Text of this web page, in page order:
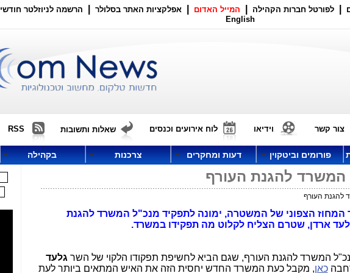
לפורטל חברות הקהילה המייל האדום אפלקציות האתר בסלולר הרשמה לניוזלטר חודשי
English
צור קשר וידיאו לוח אירועים וכנסים שאלות ותשובות RSS
פורומים וביטקוין דעות ומחקרים צרכנות בקהילה
המשרד להגנת העורף
להגנת העורף
המחוז הצפוני של המשטרה, ימונה לתפקיד מנכ"ל המשרד להגנת
גלעד ארדן, שטרם הצליח לקלוט מה תפקידו במשרד.
המשרד להגנת העורף, שגם הביא לחשיפת תפקודו הלקוי של השר גלעד
כאן, מקבל כעת המשרד החדש יחסית הזה את האיש המתאים ביותר לעת